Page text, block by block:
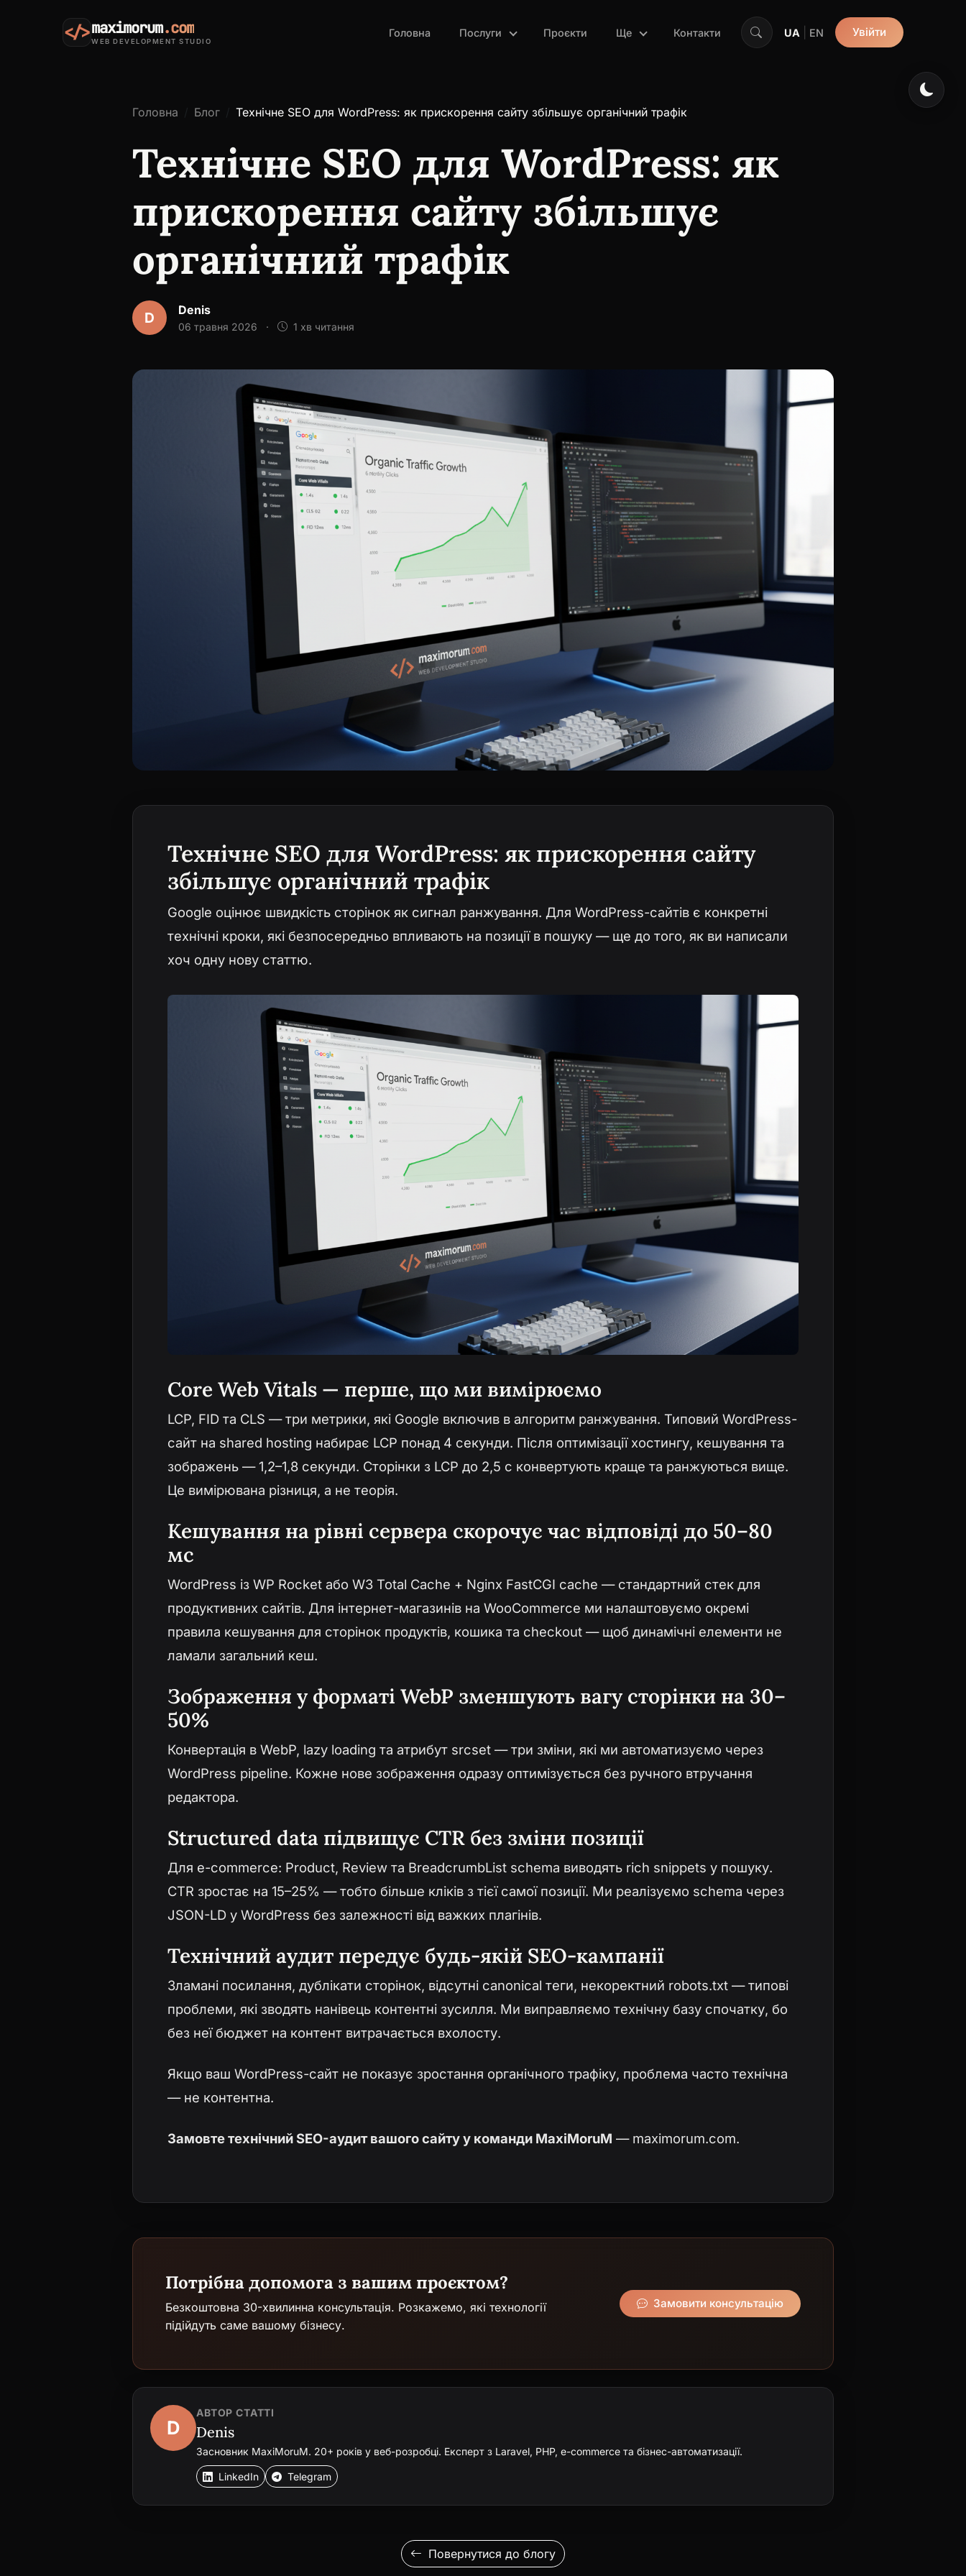
</>maximorum.com
WEB DEVELOPMENT STUDIO
Головна Послуги Проєкти Ще Контакти UA EN Увійти
Головна Блог Технічне SEO для WordPress: як прискорення сайту збільшує органічний трафік
Технічне SEO для WordPress: як
прискорення сайту збільшує
органічний трафік
D Denis
06 травня 2026 · 1 хв читання
Технічне SEO для WordPress: як прискорення сайту
збільшує органічний трафік
Google оцінює швидкість сторінок як сигнал ранжування. Для WordPress-сайтів є конкретні
технічні кроки, які безпосередньо впливають на позиції в пошуку — ще до того, як ви написали
хоч одну нову статтю.
Core Web Vitals — перше, що ми вимірюємо
LCP, FID та CLS — три метрики, які Google включив в алгоритм ранжування. Типовий WordPress-
сайт на shared hosting набирає LCP понад 4 секунди. Після оптимізації хостингу, кешування та
зображень — 1,2–1,8 секунди. Сторінки з LCP до 2,5 с конвертують краще та ранжуються вище.
Це вимірювана різниця, а не теорія.
Кешування на рівні сервера скорочує час відповіді до 50–80
мс
WordPress із WP Rocket або W3 Total Cache + Nginx FastCGI cache — стандартний стек для
продуктивних сайтів. Для інтернет-магазинів на WooCommerce ми налаштовуємо окремі
правила кешування для сторінок продуктів, кошика та checkout — щоб динамічні елементи не
ламали загальний кеш.
Зображення у форматі WebP зменшують вагу сторінки на 30–
50%
Конвертація в WebP, lazy loading та атрибут srcset — три зміни, які ми автоматизуємо через
WordPress pipeline. Кожне нове зображення одразу оптимізується без ручного втручання
редактора.
Structured data підвищує CTR без зміни позиції
Для e-commerce: Product, Review та BreadcrumbList schema виводять rich snippets у пошуку.
CTR зростає на 15–25% — тобто більше кліків з тієї самої позиції. Ми реалізуємо schema через
JSON-LD у WordPress без залежності від важких плагінів.
Технічний аудит передує будь-якій SEO-кампанії
Зламані посилання, дублікати сторінок, відсутні canonical теги, некоректний robots.txt — типові
проблеми, які зводять нанівець контентні зусилля. Ми виправляємо технічну базу спочатку, бо
без неї бюджет на контент витрачається вхолосту.
Якщо ваш WordPress-сайт не показує зростання органічного трафіку, проблема часто технічна
— не контентна.
Замовте технічний SEO-аудит вашого сайту у команди MaxiMoruM — maximorum.com.
Потрібна допомога з вашим проєктом?
Безкоштовна 30-хвилинна консультація. Розкажемо, які технології
підійдуть саме вашому бізнесу.
Замовити консультацію
D
АВТОР СТАТТІ
Denis
Засновник MaxiMoruM. 20+ років у веб-розробці. Експерт з Laravel, PHP, e-commerce та бізнес-автоматизації.
LinkedIn Telegram
Повернутися до блогу